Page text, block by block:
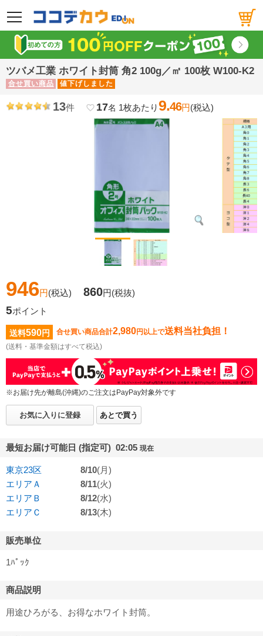
メニュー
ツバメ工業 ホワイト封筒 角2 100g／㎡ 100枚 W100-K2
合せ買い商品 値下げしました
13件 favorite_border 17名 1枚あたり9.46円(税込)
946円(税込) 860円(税抜)
5ポイント
送料590円 合せ買い商品合計2,980円以上で送料当社負担！
(送料・基準金額はすべて税込)
※お届け先が離島(沖縄)のご注文はPayPay対象外です
お気に入りに登録 あとで買う
最短お届け可能日 (指定可) 02:05 現在
東京23区 8/10(月)
エリアＡ
8/11(火)
エリアＢ
8/12(水)
エリアＣ
8/13(木)
販売単位
1ﾊﾟｯｸ
商品説明
用途ひろがる、お得なホワイト封筒。